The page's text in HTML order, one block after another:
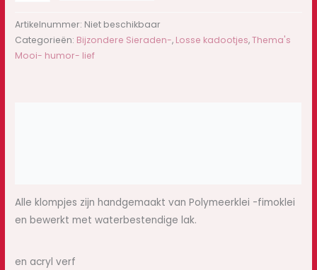
Artikelnummer: Niet beschikbaar
Categorieën: Bijzondere Sieraden-, Losse kadootjes,Thema's
Mooi- humor- lief
Alle klompjes zijn handgemaakt van Polymeerklei -fimoklei
en bewerkt met waterbestendige lak.
en acryl verf